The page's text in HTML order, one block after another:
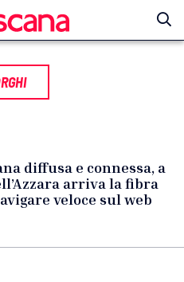
diffusa e connessa, a
arriva la fibra
veloce sul web